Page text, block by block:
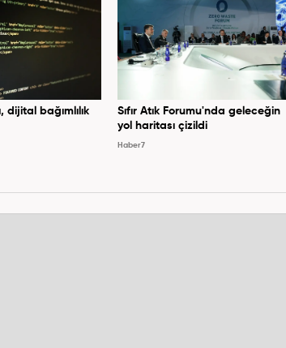
dijital bağımlılık
Sıfır Atık Forumu'nda geleceğin
yol haritası çizildi
Haber7